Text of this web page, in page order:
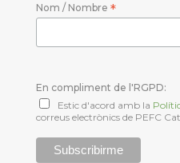
Nom / Nombre *
En compliment de l'RGPD:
Estic d'acord amb la
correus electrònics de PEFC